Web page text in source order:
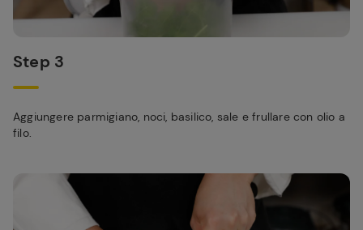
Step 3
Aggiungere parmigiano, noci, basilico, sale e frullare con olio a
filo.